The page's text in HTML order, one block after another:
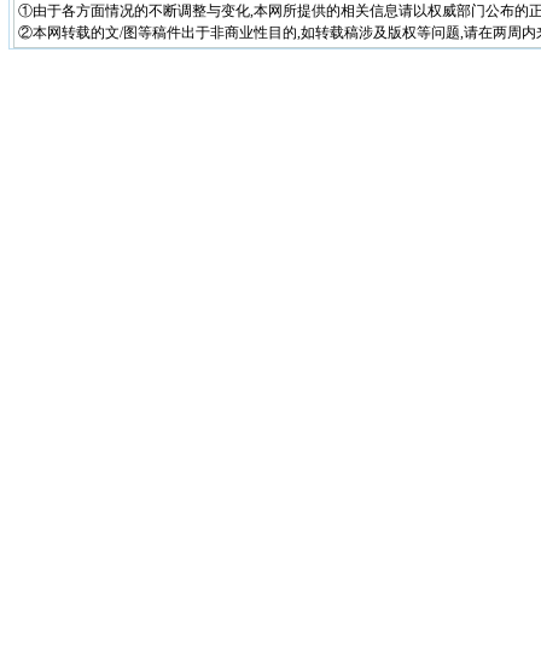
①由于各方面情况的不断调整与变化,本网所提供的相关信息请以权威部门公布的
②本网转载的文/图等稿件出于非商业性目的,如转载稿涉及版权等问题,请在两周内